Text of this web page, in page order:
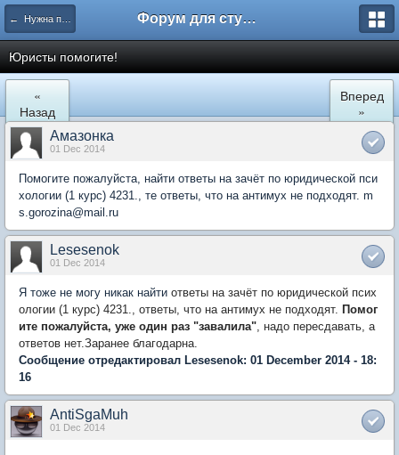
← Нужна помощь Форум для студента СГА
Юристы помогите!
«
Назад
Вперед
»
Амазонка
01 Dec 2014
Помогите пожалуйста, найти ответы на зачёт по юридической пси
хологии (1 курс) 4231., те ответы, что на антимух не подходят. m
s.gorozina@mail.ru
Lesesenok
01 Dec 2014
Я тоже не могу никак найти ответы на зачёт по юридической псих
ологии (1 курс) 4231., ответы, что на антимух не подходят. Помог
ите пожалуйста, уже один раз "завалила", надо пересдавать, а
ответов нет.Заранее благодарна.
Сообщение отредактировал Lesesenok: 01 December 2014 - 18:
16
AntiSgaMuh
01 Dec 2014